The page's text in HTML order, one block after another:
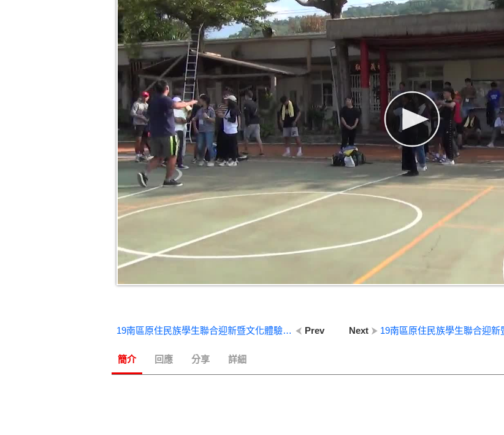
Prev
19南區原住民族學生聯合迎新暨文化體驗營-【同鄒共聚】小組共聚吃早餐早操 (4) Next 19南區原住民族學生聯合迎新暨文化體驗營-【同鄒共聚】
簡介 回應 分享 詳細